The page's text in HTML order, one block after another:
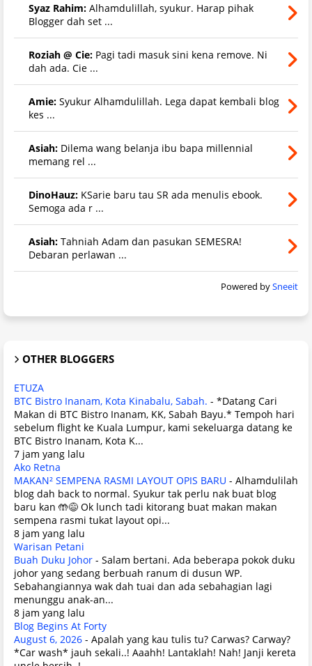
Syaz Rahim: Alhamdulillah, syukur. Harap pihak
Blogger dah set ...
Roziah @ Cie: Pagi tadi masuk sini kena remove. Ni
dah ada. Cie ...
Amie: Syukur Alhamdulillah. Lega dapat kembali blog
kes ...
Asiah: Dilema wang belanja ibu bapa millennial
memang rel ...
DinoHauz: KSarie baru tau SR ada menulis ebook.
Semoga ada r ...
Asiah: Tahniah Adam dan pasukan SEMESRA!
Debaran perlawan ...
Powered bySneeit
OTHER BLOGGERS
ETUZA
BTC Bistro Inanam, Kota Kinabalu, Sabah. - *Datang Cari
Makan di BTC Bistro Inanam, KK, Sabah Bayu.* Tempoh hari
sebelum flight ke Kuala Lumpur, kami sekeluarga datang ke
BTC Bistro Inanam, Kota K...
7 jam yang lalu
Ako Retna
MAKAN² SEMPENA RASMI LAYOUT OPIS BARU - Alhamdulilah
blog dah back to normal. Syukur tak perlu nak buat blog
baru kan 🤲😅 Ok lunch tadi kitorang buat makan makan
sempena rasmi tukat layout opi...
8 jam yang lalu
Warisan Petani
Buah Duku Johor - Salam bertani. Ada beberapa pokok duku
johor yang sedang berbuah ranum di dusun WP.
Sebahangiannya wak dah tuai dan ada sebahagian lagi
menunggu anak-an...
8 jam yang lalu
Blog Begins At Forty
August 6, 2026 - Apalah yang kau tulis tu? Carwas? Carway?
*Car wash* jauh sekali..! Aaahh! Lantaklah! Nah! Janji kereta